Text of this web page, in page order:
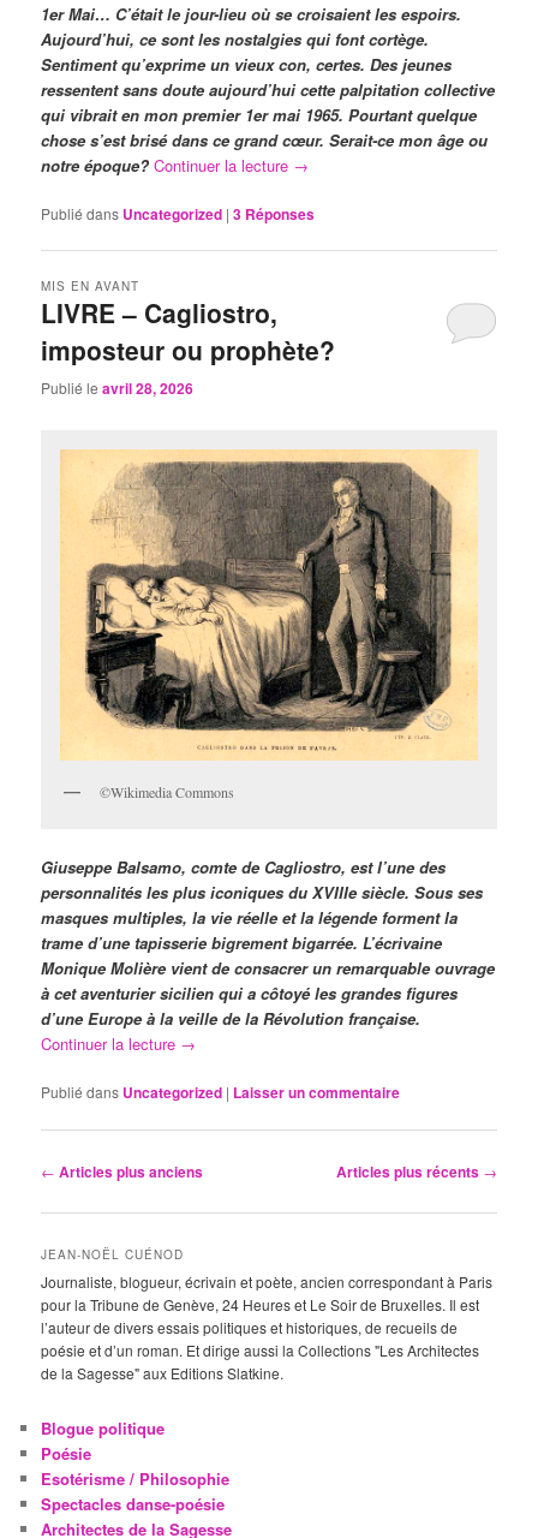
1er Mai… C’était le jour-lieu où se croisaient les espoirs.
Aujourd’hui, ce sont les nostalgies qui font cortège.
Sentiment qu’exprime un vieux con, certes. Des jeunes
ressentent sans doute aujourd’hui cette palpitation collective
qui vibrait en mon premier 1er mai 1965. Pourtant quelque
chose s’est brisé dans ce grand cœur. Serait-ce mon âge ou
notre époque? Continuer la lecture →
Publié dans Uncategorized |3 Réponses
LIVRE – Cagliostro,
imposteur ou prophète?
MIS EN AVANT
Publié leavril 28, 2026
©Wikimedia Commons
Giuseppe Balsamo, comte de Cagliostro, est l’une des
personnalités les plus iconiques du XVIIIe siècle. Sous ses
masques multiples, la vie réelle et la légende forment la
trame d’une tapisserie bigrement bigarrée. L’écrivaine
Monique Molière vient de consacrer un remarquable ouvrage
à cet aventurier sicilien qui a côtoyé les grandes figures
d’une Europe à la veille de la Révolution française.
Continuer la lecture →
Publié dans Uncategorized | Laisser un commentaire
Navigation
articles
← Articles plus anciens Articles plus récents →
JEAN-NOËL CUÉNOD
Journaliste, blogueur, écrivain et poète, ancien correspondant à Paris
pour la Tribune de Genève, 24 Heures et Le Soir de Bruxelles. Il est
l’auteur de divers essais politiques et historiques, de recueils de
poésie et d’un roman. Et dirige aussi la Collections "Les Architectes
de la Sagesse" aux Editions Slatkine.
Blogue politique
Poésie
Esotérisme / Philosophie
Spectacles danse-poésie
Architectes de la Sagesse